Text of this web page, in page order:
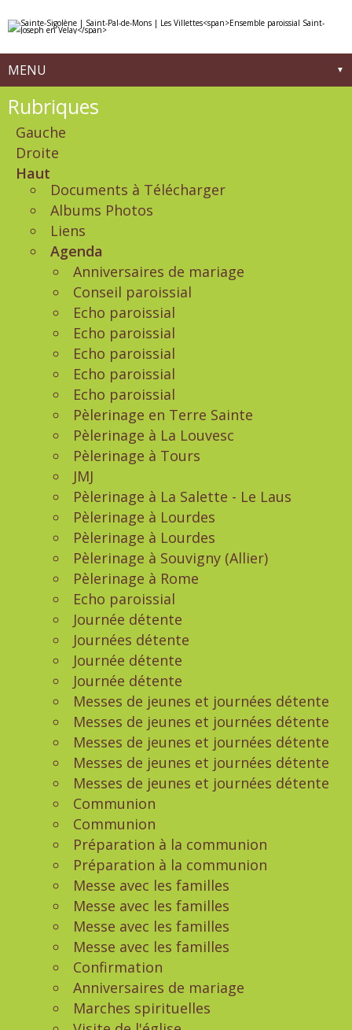
contenu.
la
MENU
Navigation
Rubriques
Gauche
Droite
Haut
Documents à Télécharger
Albums Photos
Liens
Agenda
Anniversaires de mariage
Conseil paroissial
Echo paroissial
Echo paroissial
Echo paroissial
Echo paroissial
Echo paroissial
Pèlerinage en Terre Sainte
Pèlerinage à La Louvesc
Pèlerinage à Tours
JMJ
Pèlerinage à La Salette - Le Laus
Pèlerinage à Lourdes
Pèlerinage à Lourdes
Pèlerinage à Souvigny (Allier)
Pèlerinage à Rome
Echo paroissial
Journée détente
Journées détente
Journée détente
Journée détente
Messes de jeunes et journées détente
Messes de jeunes et journées détente
Messes de jeunes et journées détente
Messes de jeunes et journées détente
Messes de jeunes et journées détente
Communion
Communion
Préparation à la communion
Préparation à la communion
Messe avec les familles
Messe avec les familles
Messe avec les familles
Messe avec les familles
Confirmation
Anniversaires de mariage
Marches spirituelles